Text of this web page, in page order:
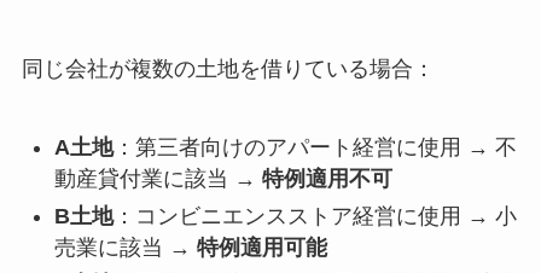
同じ会社が複数の土地を借りている場合：
A土地：第三者向けのアパート経営に使用 → 不
動産貸付業に該当 → 特例適用不可
B土地：コンビニエンスストア経営に使用 → 小
売業に該当 → 特例適用可能